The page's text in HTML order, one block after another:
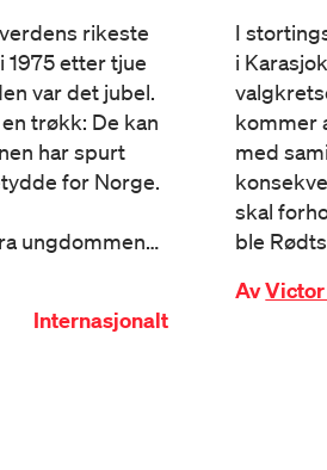
rikeste
1975 etter tjue
var det jubel.
trøkk: De kan
har spurt
for Norge.
ungdommen…
Internasjonalt
I
i
kommer
med
skal
ble
Av